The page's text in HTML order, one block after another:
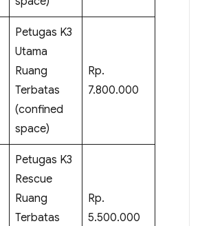
Petugas K3
Utama
Ruang
Terbatas
(confined
space)
Rp.
7.800.000
Petugas K3
Rescue
Ruang
Terbatas
Rp.
5.500.000